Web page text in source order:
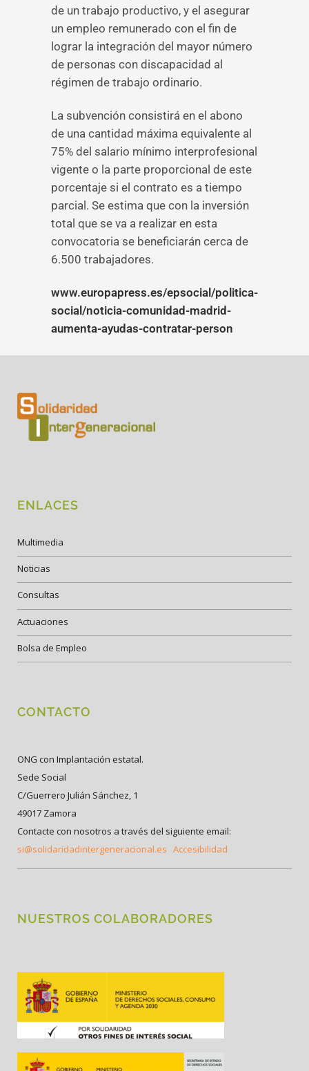
de un trabajo productivo, y el asegurar
un empleo remunerado con el fin de
lograr la integración del mayor número
de personas con discapacidad al
régimen de trabajo ordinario.
La subvención consistirá en el abono
de una cantidad máxima equivalente al
75% del salario mínimo interprofesional
vigente o la parte proporcional de este
porcentaje si el contrato es a tiempo
parcial. Se estima que con la inversión
total que se va a realizar en esta
convocatoria se beneficiarán cerca de
6.500 trabajadores.
www.europapress.es/epsocial/politica-
social/noticia-comunidad-madrid-
aumenta-ayudas-contratar-person
ENLACES
Multimedia
Noticias
Consultas
Actuaciones
Bolsa de Empleo
CONTACTO
ONG con Implantación estatal.
Sede Social
C/Guerrero Julián Sánchez, 1
49017 Zamora
Contacte con nosotros a través del siguiente email:
si@solidaridadintergeneracional.es Accesibilidad
NUESTROS COLABORADORES